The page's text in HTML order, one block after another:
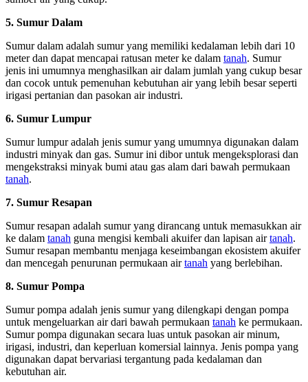
5. Sumur Dalam
Sumur dalam adalah sumur yang memiliki kedalaman lebih dari 10
meter dan dapat mencapai ratusan meter ke dalam tanah. Sumur
jenis ini umumnya menghasilkan air dalam jumlah yang cukup besar
dan cocok untuk pemenuhan kebutuhan air yang lebih besar seperti
irigasi pertanian dan pasokan air industri.
6. Sumur Lumpur
Sumur lumpur adalah jenis sumur yang umumnya digunakan dalam
industri minyak dan gas. Sumur ini dibor untuk mengeksplorasi dan
mengekstraksi minyak bumi atau gas alam dari bawah permukaan
tanah.
7. Sumur Resapan
Sumur resapan adalah sumur yang dirancang untuk memasukkan air
ke dalam tanah guna mengisi kembali akuifer dan lapisan airtanah.
Sumur resapan membantu menjaga keseimbangan ekosistem akuifer
dan mencegah penurunan permukaan airtanah yang berlebihan.
8. Sumur Pompa
Sumur pompa adalah jenis sumur yang dilengkapi dengan pompa
untuk mengeluarkan air dari bawah permukaan tanah ke permukaan.
Sumur pompa digunakan secara luas untuk pasokan air minum,
irigasi, industri, dan keperluan komersial lainnya. Jenis pompa yang
digunakan dapat bervariasi tergantung pada kedalaman dan
kebutuhan air.